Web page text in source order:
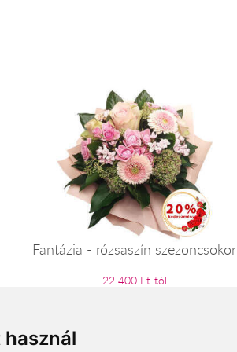
Fantázia - rózsaszín szezoncsokor
22 400 Ft-tól